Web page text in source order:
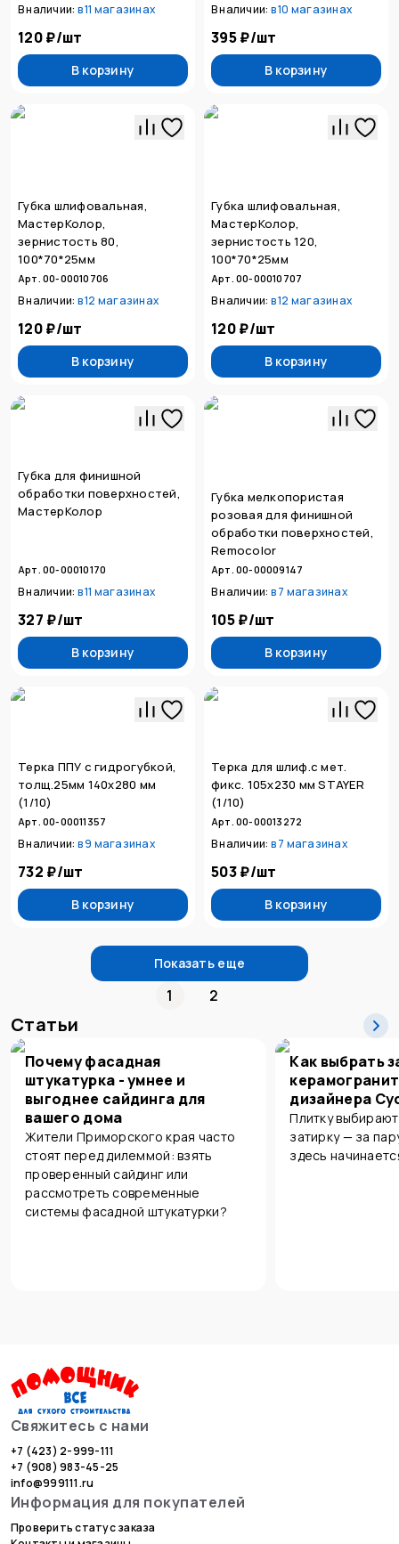
В наличии: в11 магазинах
120 ₽/шт
В корзину
В наличии: в10 магазинах
395 ₽/шт
В корзину
Губка шлифовальная,
МастерКолор,
зернистость 80,
100*70*25мм
Арт. 00-00010706
В наличии: в12 магазинах
120 ₽/шт
В корзину
Губка шлифовальная,
МастерКолор,
зернистость 120,
100*70*25мм
Арт. 00-00010707
В наличии: в12 магазинах
120 ₽/шт
В корзину
Губка для финишной
обработки поверхностей,
МастерКолор
Арт. 00-00010170
В наличии: в11 магазинах
327 ₽/шт
В корзину
Губка мелкопористая
розовая для финишной
обработки поверхностей,
Remocolor
Арт. 00-00009147
В наличии: в7 магазинах
105 ₽/шт
В корзину
Терка ППУ с гидрогубкой,
толщ.25мм 140х280 мм
(1/10)
Арт. 00-00011357
В наличии: в9 магазинах
732 ₽/шт
В корзину
Терка для шлиф.с мет.
фикс. 105х230 мм STAYER
(1/10)
Арт. 00-00013272
В наличии: в7 магазинах
503 ₽/шт
В корзину
Показать еще
1 2
Статьи
Почему фасадная
штукатурка - умнее и
выгоднее сайдинга для
вашего дома
Жители Приморского края часто
стоят перед дилеммой: взять
проверенный сайдинг или
рассмотреть современные
системы фасадной штукатурки?
Как выбрать
дизайнера
Плитку
затирку — за
здесь
Свяжитесь с нами
+7 (423) 2-999-111
+7 (908) 983-45-25
info@999111.ru
Информация для покупателей
Проверить статус заказа